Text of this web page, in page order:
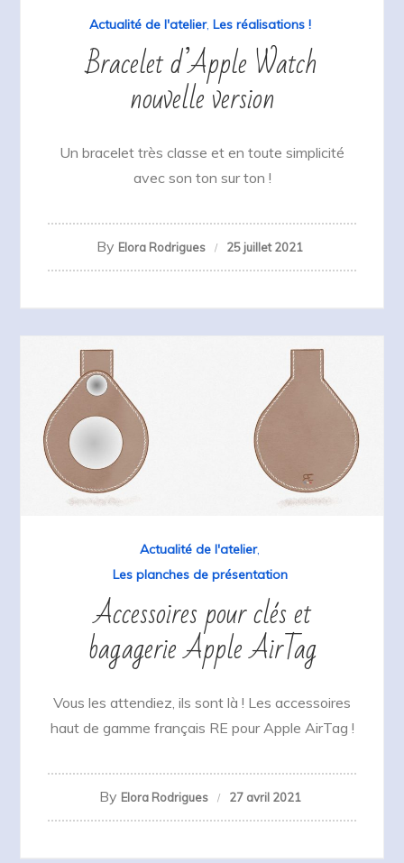
Actualité de l'atelier, Les réalisations !
Bracelet d’Apple Watch
nouvelle version
Un bracelet très classe et en toute simplicité
avec son ton sur ton !
By Elora Rodrigues 25 juillet 2021
Actualité de l'atelier,
Les planches de présentation
Accessoires pour clés et
bagagerie Apple AirTag
Vous les attendiez, ils sont là ! Les accessoires
haut de gamme français RE pour Apple AirTag !
By Elora Rodrigues 27 avril 2021